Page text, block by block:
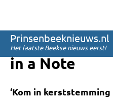
Prinsenbeeknieuws.nl
Het laatste Beekse nieuws eerst!
Kerstconcert
Jan Naalden
in a Note
‘Kom in